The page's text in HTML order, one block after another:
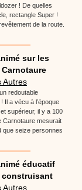
! De quelles
rectangle Super !
de la route.
sur les
Autres
redoutable
Il a vécu à l’époque
supérieur, il y a 100
Carnotaure mesurait
que seize personnes
éducatif
construisant
Autres